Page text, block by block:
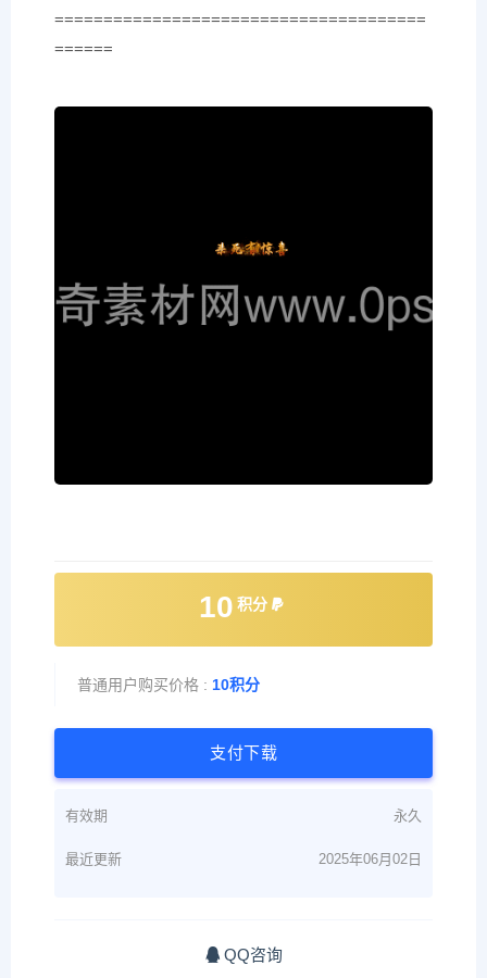
======================================
======
10 积分
普通用户购买价格 : 10积分
支付下载
有效期 永久
最近更新 2025年06月02日
QQ咨询